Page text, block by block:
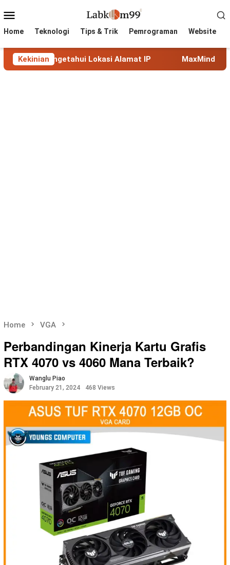
to
Menu
Home Teknologi Tips & Trik Pemrograman Website
KekinianLokasi Alamat IP MaxMind GeoLite:
Home VGA
Perbandingan Kinerja Kartu Grafis
RTX 4070 vs 4060 Mana Terbaik?
Wanglu Piao
February 21, 2024
468 Views